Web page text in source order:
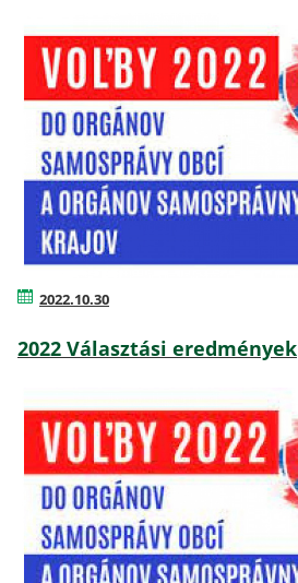
2022.10.30
2022 Választási eredmények